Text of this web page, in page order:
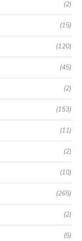
(2)
(15)
(120)
(45)
(2)
(153)
(11)
(2)
(10)
(265)
(2)
(5)